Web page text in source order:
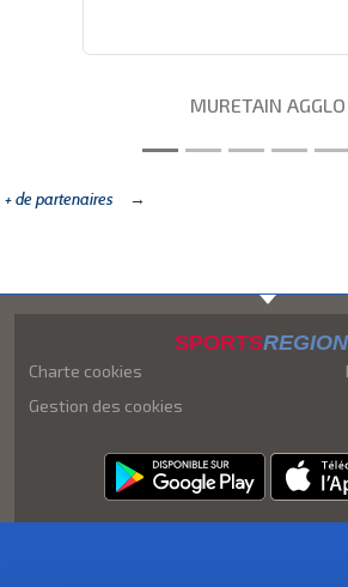
MURETAIN AGGLO
+ de partenaires
SPORTS
Charte cookies
Gestion des cookies